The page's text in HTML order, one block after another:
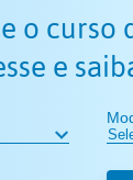
o curso
e